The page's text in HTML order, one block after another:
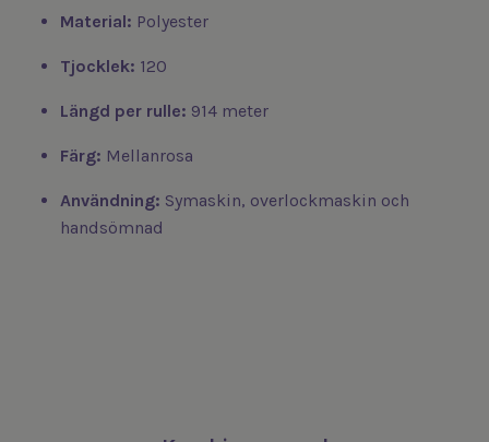
Material: Polyester
Tjocklek: 120
Längd per rulle: 914 meter
Färg: Mellanrosa
Användning: Symaskin, overlockmaskin och
handsömnad